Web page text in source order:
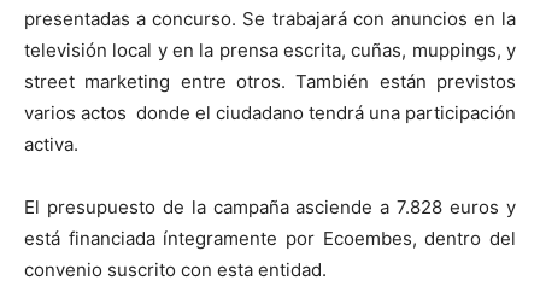
presentadas a concurso. Se trabajará con anuncios en la
televisión local y en la prensa escrita, cuñas, muppings, y
street marketing entre otros. También están previstos
varios actos donde el ciudadano tendrá una participación
activa.
El presupuesto de la campaña asciende a 7.828 euros y
está financiada íntegramente por Ecoembes, dentro del
convenio suscrito con esta entidad.